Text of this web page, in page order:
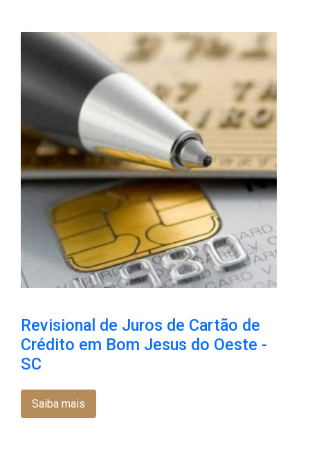
Revisional de Juros de Cartão de
Crédito em Bom Jesus do Oeste -
SC
Saiba mais